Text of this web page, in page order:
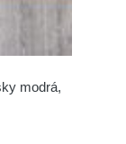
modrá,